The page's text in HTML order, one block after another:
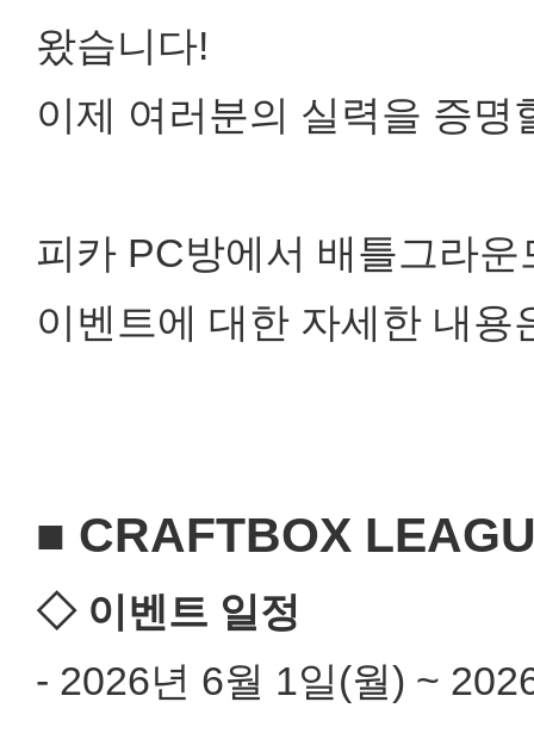
왔습니다!
이제 여러분의 실력을 증명
피카 PC방에서 배틀그라
이벤트에 대한 자세한 내
■ CRAFTBOX
◇이벤트 일정
- 2026년 6월 1일(월) ~